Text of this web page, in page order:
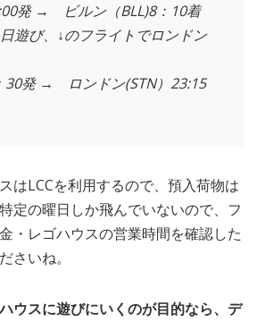
発 → ビルン（BLL)8：10着
遊び、↓のフライトでロンドン
30発 → ロンドン(STN）23:15
はLCCを利用するので、預入荷物は
定の曜日しか飛んでいないので、フ
・レゴハウスの営業時間を確認した
さいね。
ハウスに遊びにいくのが目的なら、デ